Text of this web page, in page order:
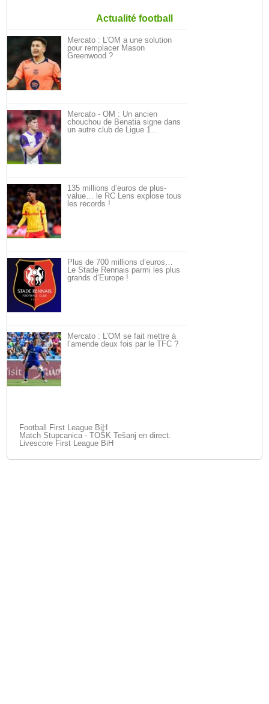
Actualité football
Mercato : L’OM a une solution
pour remplacer Mason
Greenwood ?
Mercato - OM : Un ancien
chouchou de Benatia signe dans
un autre club de Ligue 1…
135 millions d’euros de plus-
value… le RC Lens explose tous
les records !
Plus de 700 millions d’euros…
Le Stade Rennais parmi les plus
grands d’Europe !
Mercato : L’OM se fait mettre à
l’amende deux fois par le TFC ?
Football First League BiH
Match Stupcanica - TOŠK Tešanj en direct.
Livescore First League BiH